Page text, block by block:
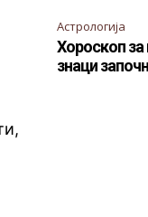
Астрологија
Хороскоп за
знаци